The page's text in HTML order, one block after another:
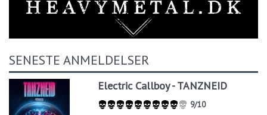
SENESTE ANMELDELSER
Electric Callboy - TANZNEID
9/10